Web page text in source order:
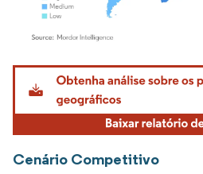
Imagem © Mordor Intelligence. O reuso
Cenário Competitivo